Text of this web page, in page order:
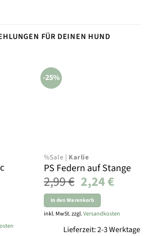
FÜR DEINEN HUND
-25%
%Sale | Karlie
PS Federn auf Stange
2,99€
Preis
war:
2,99 €
2,24€
2,24 €.
In den Warenkorb
inkl. MwSt. zzgl.Versandkosten
Lieferzeit: 2-3 Werktage